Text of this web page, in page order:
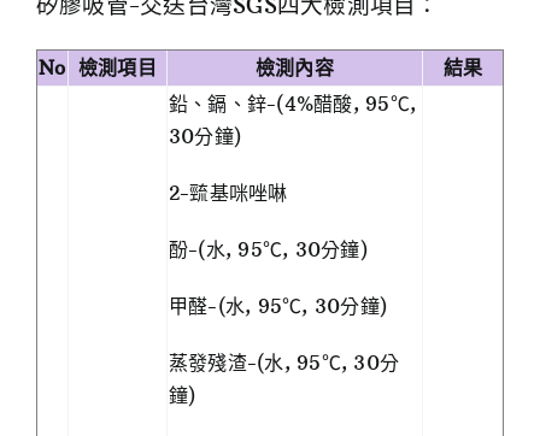
矽膠吸管-交送台灣SGS四大檢測項目：
No 檢測項目 檢測內容 結果
鉛、鎘、鋅-(4%醋酸, 95℃,
30分鐘)
2-巰基咪唑啉
酚-(水, 95℃, 30分鐘)
甲醛-(水, 95℃, 30分鐘)
蒸發殘渣-(水, 95℃, 30分
鐘)